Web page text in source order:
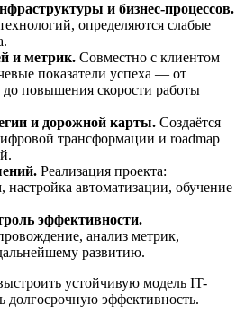
и бизнес-процессов.
определяются слабые
и метрик. Совместно с клиентом
показатели успеха — от
до повышения скорости работы
и дорожной карты. Создаётся
трансформации и roadmap
Реализация проекта:
настройка автоматизации, обучение
эффективности.
анализ метрик,
развитию.
устойчивую модель IT-
долгосрочную эффективность.